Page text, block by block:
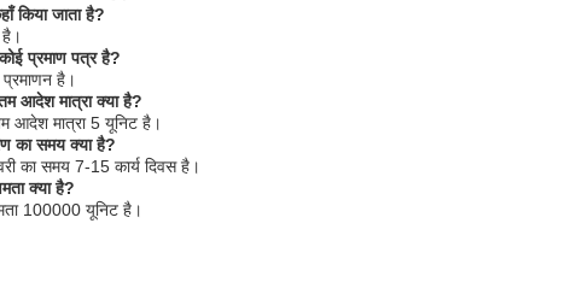
किया जाता है?
है।
प्रमाण पत्र है?
प्रमाणन है।
आदेश मात्रा क्या है?
आदेश मात्रा 5 यूनिट है।
का समय क्या है?
का समय 7-15 कार्य दिवस है।
क्या है?
100000 यूनिट है।